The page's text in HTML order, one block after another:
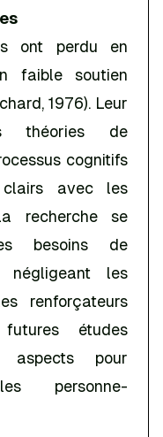
ont perdu en
faible soutien
1976). Leur
théories de
cognitifs
avec les
recherche se
besoins de
négligeant les
renforçateurs
futures études
aspects pour
personne-